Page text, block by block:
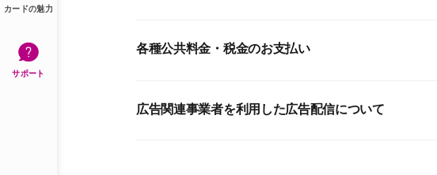
各種公共料金・税金のお支払い
広告関連事業者を利用した広告配信について
カードの魅力
サポート